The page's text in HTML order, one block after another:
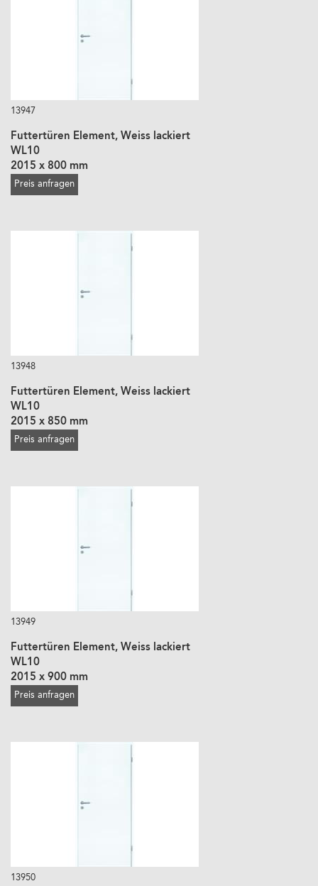
13947
Futtertüren Element, Weiss lackiert
WL10
2015 x 800 mm
Preis anfragen
13948
Futtertüren Element, Weiss lackiert
WL10
2015 x 850 mm
Preis anfragen
13949
Futtertüren Element, Weiss lackiert
WL10
2015 x 900 mm
Preis anfragen
13950